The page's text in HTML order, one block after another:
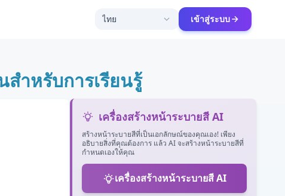
ไทย เข้าสู่ระบบ
ำหรับการเรียนรู้
เครื่องสร้างหน้าระบายสี AI
สร้างหน้าระบายสีที่เป็นเอกลักษณ์ของคุณเอง! เพียง
อธิบายสิ่งที่คุณต้องการ แล้ว AI จะสร้างหน้าระบายสีที่
กำหนดเองให้คุณ
เครื่องสร้างหน้าระบายสี AI